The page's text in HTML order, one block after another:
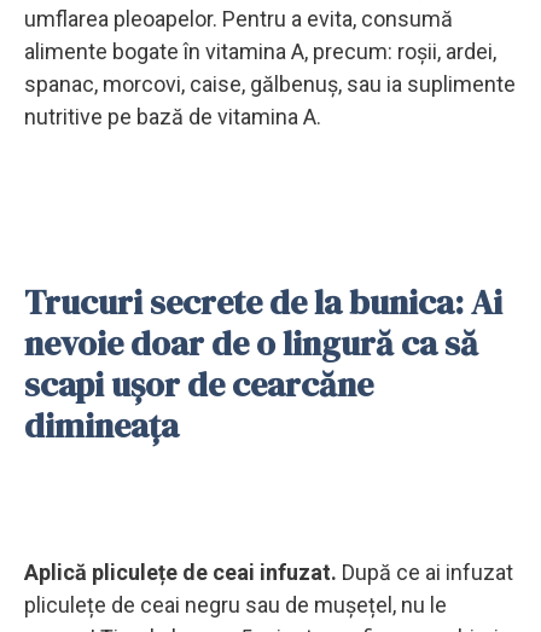
umflarea pleoapelor. Pentru a evita, consumă
alimente bogate în vitamina A, precum: roșii, ardei,
spanac, morcovi, caise, gălbenuș, sau ia suplimente
nutritive pe bază de vitamina A.
Trucuri secrete de la bunica: Ai
nevoie doar de o lingură ca să
scapi ușor de cearcăne
dimineața
Aplică pliculețe de ceai infuzat. După ce ai infuzat
pliculețe de ceai negru sau de mușețel, nu le